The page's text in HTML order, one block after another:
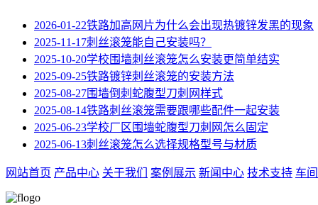
2026-01-22铁路加高网片为什么会出现热镀锌发黑的现象
2025-11-17刺丝滚笼能自己安装吗？
2025-10-20学校围墙刺丝滚笼怎么安装更简单结实
2025-09-25铁路镀锌刺丝滚笼的安装方法
2025-08-27围墙倒刺蛇腹型刀刺网样式
2025-08-14铁路刺丝滚笼需要跟哪些配件一起安装
2025-06-23学校厂区围墙蛇腹型刀刺网怎么固定
2025-06-13刺丝滚笼怎么选择规格型号与材质
网站首页 产品中心 关于我们 案例展示 新闻中心 技术支持 车